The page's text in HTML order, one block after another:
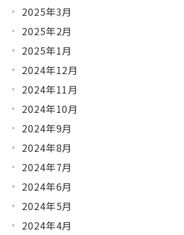
2025年3月
2025年2月
2025年1月
2024年12月
2024年11月
2024年10月
2024年9月
2024年8月
2024年7月
2024年6月
2024年5月
2024年4月